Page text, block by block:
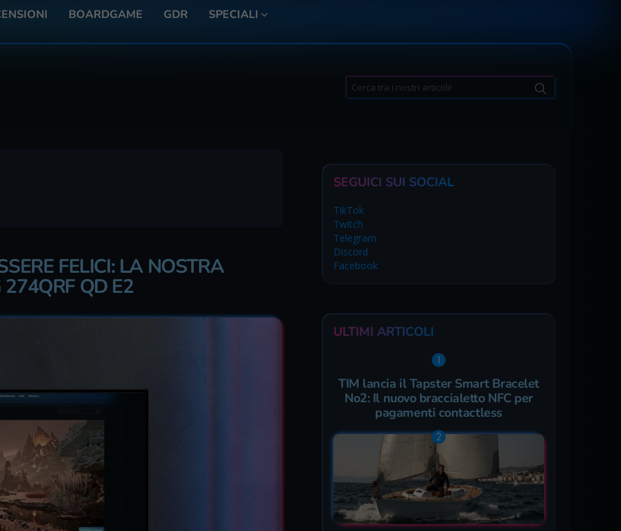
BOARDGAME GDR SPECIALI
Search
for:
FELICI: LA NOSTRA
274QRF QD E2
SEGUICI SUI SOCIAL
TikTok
Twitch
Telegram
Discord
Facebook
ULTIMI ARTICOLI
TIM lancia il Tapster Smart Bracelet
No2: Il nuovo braccialetto NFC per
pagamenti contactless